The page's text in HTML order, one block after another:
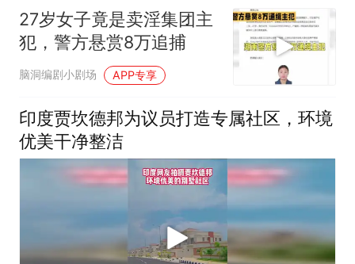
27岁女子竟是卖淫集团主
犯，警方悬赏8万追捕
脑洞编剧小剧场 APP专享
印度贾坎德邦为议员打造专属社区，环境
优美干净整洁